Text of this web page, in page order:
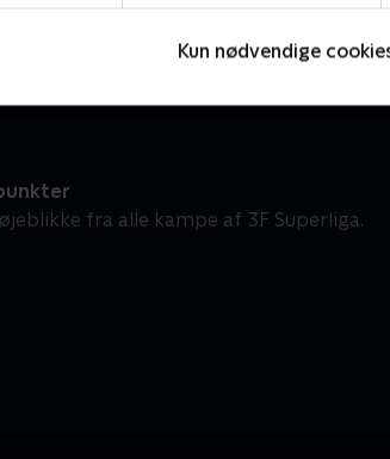
Kun nødvendige
fra alle kampe af 3F Superliga.